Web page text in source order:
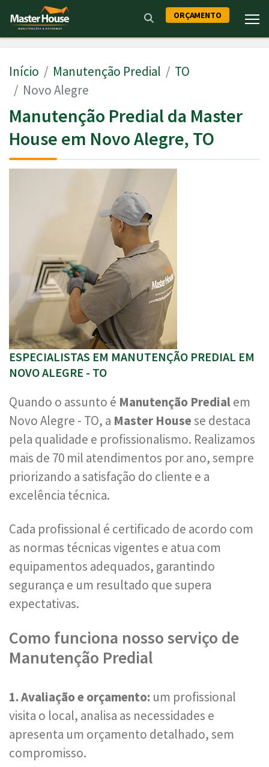
ORÇAMENTO
Início Manutenção Predial
TO
Novo Alegre
Manutenção Predial da Master
House em Novo Alegre, TO
ESPECIALISTAS EM MANUTENÇÃO PREDIAL EM
NOVO ALEGRE - TO
Quando o assunto é Manutenção Predialem
Novo Alegre - TO, a Master Housese destaca
pela qualidade e profissionalismo. Realizamos
mais de 70 mil atendimentos por ano, sempre
priorizando a satisfação do cliente e a
excelência técnica.
Cada profissional é certificado de acordo com
as normas técnicas vigentes e atua com
equipamentos adequados, garantindo
segurança e um resultado que supera
expectativas.
Como funciona nosso serviço de
Manutenção Predial
1. Avaliação e orçamento: um profissional
visita o local, analisa as necessidades e
apresenta um orçamento detalhado, sem
compromisso.